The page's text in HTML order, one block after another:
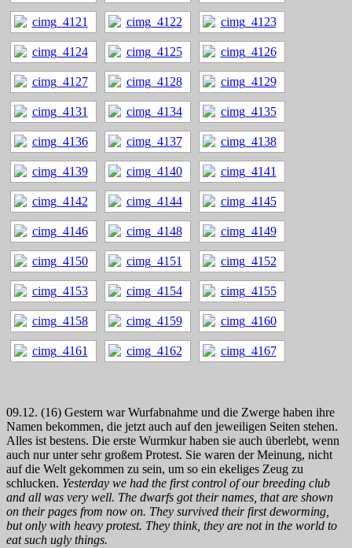
09.12. (16) Gestern war Wurfabnahme und die Zwerge haben ihre
Namen bekommen, die jetzt auch auf den jeweiligen Seiten stehen.
Alles ist bestens. Die erste Wurmkur haben sie auch überlebt, wenn
auch nur unter sehr großem Protest. Sie waren der Meinung, nicht
auf die Welt gekommen zu sein, um so ein ekeliges Zeug zu
schlucken. Yesterday we had the first control of our breeding club
and all was very well. The dwarfs got their names, that are shown
on their pages from now on. They survived their first deworming,
but only with heavy protest. They think, they are not in the world to
eat such ugly things.